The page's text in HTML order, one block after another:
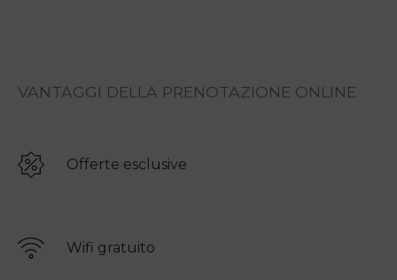
VANTAGGI DELLA PRENOTAZIONE ONLINE
Offerte esclusive
Wifi gratuito